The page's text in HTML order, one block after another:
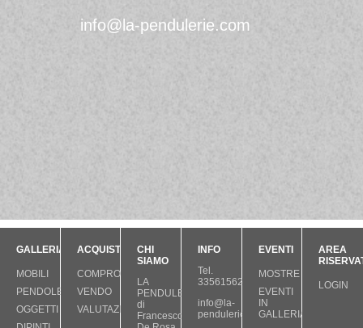
info@la-pendulerie.com
GALLERIA
MOBILI
PENDOLE
OGGETTI
ACQUISTIAMO
COMPRO
VENDO
VALUTAZIONI
CHI
SIAMO
LA
PENDULERIE
di
Francesco
INFO
Tel.
3356156279
info@la-
pendulerie.com
EVENTI
MOSTRE
EVENTI
IN
GALLERIA
AREA
LOGIN